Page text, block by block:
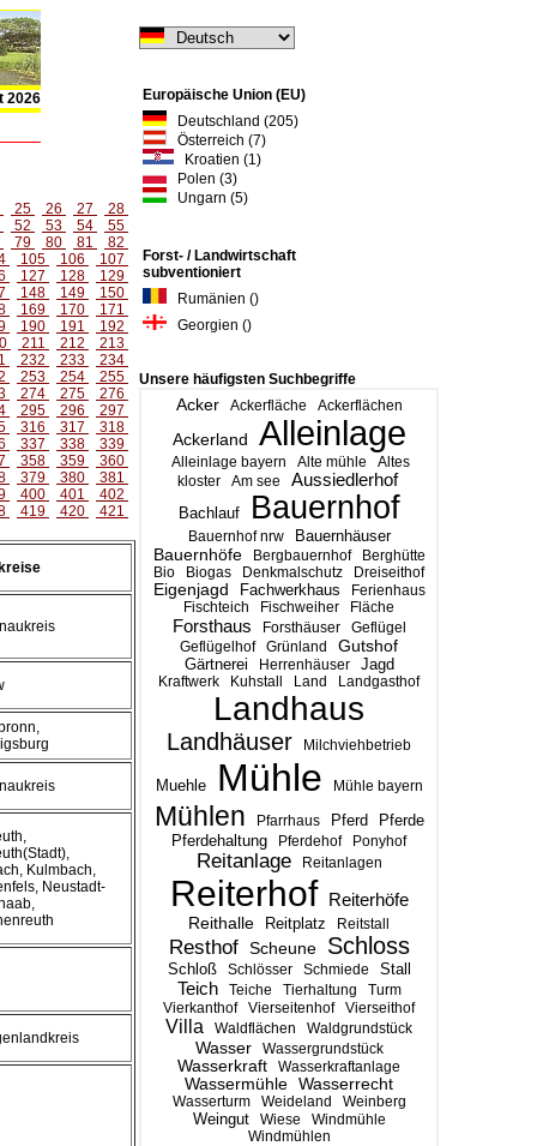
2026
Europäische Union (EU)
Deutschland (205)
Österreich (7)
Kroatien (1)
Polen (3)
Ungarn (5)
Forst- / Landwirtschaft
subventioniert
Rumänien ()
Georgien ()
Unsere häufigsten Suchbegriffe
Acker Ackerfläche Ackerflächen
Ackerland Alleinlage
Alleinlage bayern Alte mühle
Altes
kloster
Am see Aussiedlerhof
Bachlauf Bauernhof
Bauernhof nrw Bauernhäuser
Bauernhöfe Bergbauernhof
Berghütte
Bio
Biogas Denkmalschutz Dreiseithof
Eigenjagd Fachwerkhaus
Ferienhaus
Fischteich
Fischweiher Fläche
Forsthaus Forsthäuser
Geflügel
Geflügelhof
Grünland
Gutshof
Gärtnerei
Herrenhäuser Jagd
Kraftwerk Kuhstall Land Landgasthof
Landhaus
Landhäuser Milchviehbetrieb
Muehle Mühle Mühle bayern
Mühlen Pfarrhaus Pferd Pferde
Pferdehaltung Pferdehof Ponyhof
Reitanlage Reitanlagen
Reiterhof Reiterhöfe
Reithalle Reitplatz Reitstall
Resthof Scheune Schloss
Schloß Schlösser Schmiede Stall
Teich Teiche Tierhaltung
Turm
Vierkanthof
Vierseitenhof Vierseithof
Villa Waldflächen Waldgrundstück
Wasser Wassergrundstück
Wasserkraft Wasserkraftanlage
Wassermühle Wasserrecht
Wasserturm Weideland Weinberg
Weingut Wiese
Windmühle
Windmühlen
25 26 27
28
52 53 54
55
79 80 81
82
105 106
107
127 128
129
148 149
150
169 170
171
190 191
192
211 212
213
232 233
234
253 254
255
274 275
276
295 296
297
316 317
318
337 338
339
358 359
360
379 380
381
400 401
402
419 420 421
Kulmbach,
Neustadt-